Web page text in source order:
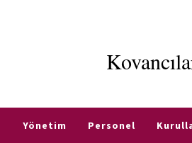
Yönetim Personel